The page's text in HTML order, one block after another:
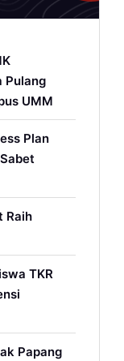
Pulang
UMM
Plan
Raih
TKR
Papang